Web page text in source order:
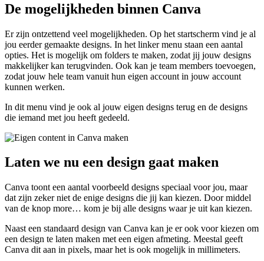
De mogelijkheden binnen Canva
Er zijn ontzettend veel mogelijkheden. Op het startscherm vind je al
jou eerder gemaakte designs. In het linker menu staan een aantal
opties. Het is mogelijk om folders te maken, zodat jij jouw designs
makkelijker kan terugvinden. Ook kan je team members toevoegen,
zodat jouw hele team vanuit hun eigen account in jouw account
kunnen werken.
In dit menu vind je ook al jouw eigen designs terug en de designs
die iemand met jou heeft gedeeld.
Laten we nu een design gaat maken
Canva toont een aantal voorbeeld designs speciaal voor jou, maar
dat zijn zeker niet de enige designs die jij kan kiezen. Door middel
van de knop more… kom je bij alle designs waar je uit kan kiezen.
Naast een standaard design van Canva kan je er ook voor kiezen om
een design te laten maken met een eigen afmeting. Meestal geeft
Canva dit aan in pixels, maar het is ook mogelijk in millimeters.